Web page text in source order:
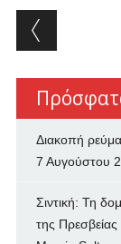
Post
Διακοπή
7 Αυγούστου
Σιντική: Τη
της